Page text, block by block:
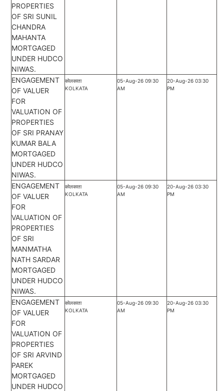
PROPERTIES
OF SRI SUNIL
CHANDRA
MAHANTA
MORTGAGED
UNDER HUDCO
NIWAS.
ENGAGEMENT
OF VALUER
FOR
VALUATION OF
PROPERTIES
OF SRI PRANAY
KUMAR BALA
MORTGAGED
UNDER HUDCO
NIWAS.
कोलकाता
KOLKATA
05-Aug-26 09:30
AM
20-Aug-26 03:30
PM
ENGAGEMENT
OF VALUER
FOR
VALUATION OF
PROPERTIES
OF SRI
MANMATHA
NATH SARDAR
MORTGAGED
UNDER HUDCO
NIWAS.
कोलकाता
KOLKATA
05-Aug-26 09:30
AM
20-Aug-26 03:30
PM
ENGAGEMENT
OF VALUER
FOR
VALUATION OF
PROPERTIES
OF SRI ARVIND
PAREK
MORTGAGED
UNDER HUDCO
कोलकाता
KOLKATA
05-Aug-26 09:30
AM
20-Aug-26 03:30
PM